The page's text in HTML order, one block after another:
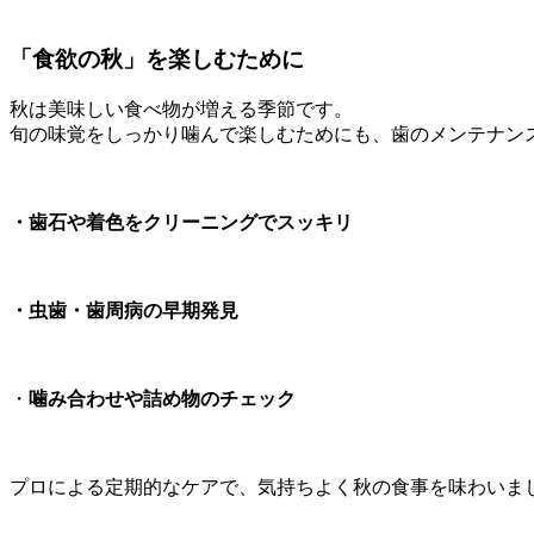
「食欲の秋」を楽しむために
秋は美味しい食べ物が増える季節です。
旬の味覚をしっかり噛んで楽しむためにも、歯のメンテナン
・ 歯石や着色をクリーニングでスッキリ
・ 虫歯・歯周病の早期発見
・ 噛み合わせや詰め物のチェック
プロによる定期的なケアで、気持ちよく秋の食事を味わいま